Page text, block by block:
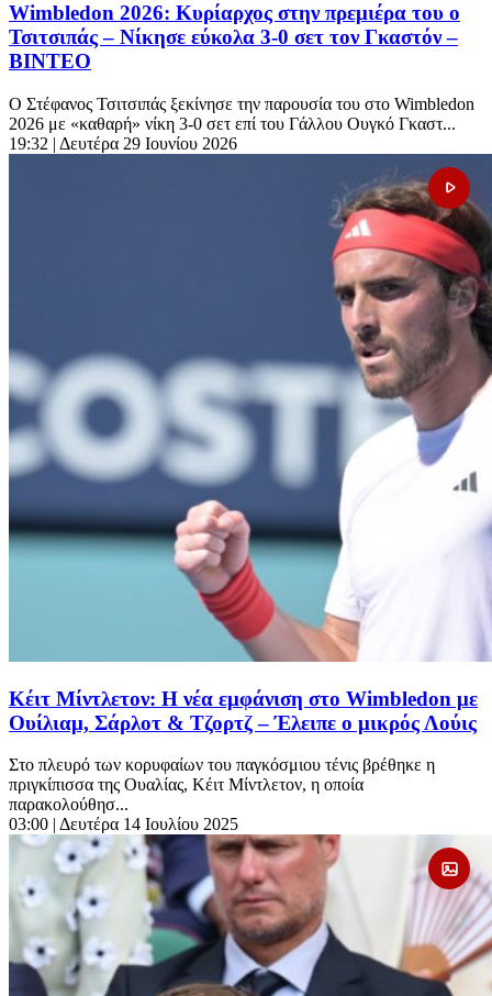
Wimbledon 2026: Κυρίαρχος στην πρεμιέρα του ο
Τσιτσιπάς – Νίκησε εύκολα 3-0 σετ τον Γκαστόν –
ΒΙΝΤΕΟ
Ο Στέφανος Τσιτσιπάς ξεκίνησε την παρουσία του στο Wimbledon
2026 με «καθαρή» νίκη 3-0 σετ επί του Γάλλου Ουγκό Γκαστ...
19:32 | Δευτέρα 29 Ιουνίου 2026
Κέιτ Μίντλετον: Η νέα εμφάνιση στο Wimbledon με
Ουίλιαμ, Σάρλοτ & Τζορτζ – Έλειπε ο μικρός Λούις
Στο πλευρό των κορυφαίων του παγκόσμιου τένις βρέθηκε η
πριγκίπισσα της Ουαλίας, Κέιτ Μίντλετον, η οποία
παρακολούθησ...
03:00 | Δευτέρα 14 Ιουλίου 2025